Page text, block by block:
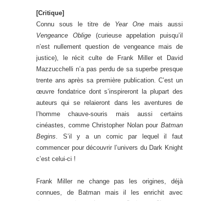
[Critique]
Connu sous le titre de Year One mais aussi
Vengeance Oblige(curieuse appelation puisqu’il
n’est nullement question de vengeance mais de
justice), le récit culte de Frank Miller et David
Mazzucchelli n’a pas perdu de sa superbe presque
trente ans après sa première publication. C’est un
œuvre fondatrice dont s’inspireront la plupart des
auteurs qui se relaieront dans les aventures de
l’homme chauve-souris mais aussi certains
cinéastes, comme Christopher Nolan pour Batman
Begins. S’il y a un comic par lequel il faut
commencer pour découvrir l’univers du Dark Knight
c’est celui-ci !
Frank Miller ne change pas les origines, déjà
connues, de Batman mais il les enrichit avec